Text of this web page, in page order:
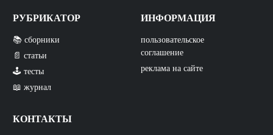
РУБРИКАТОР
📚 сборники
📄 статьи
🕹️ тесты
📖 журнал
КОНТАКТЫ
ИНФОРМАЦИЯ
пользовательское
соглашение
реклама на сайте